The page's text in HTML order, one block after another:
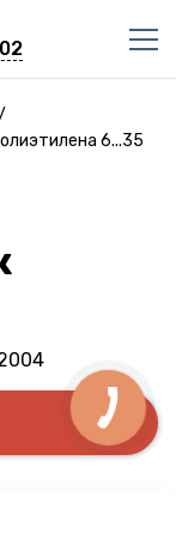
6...35